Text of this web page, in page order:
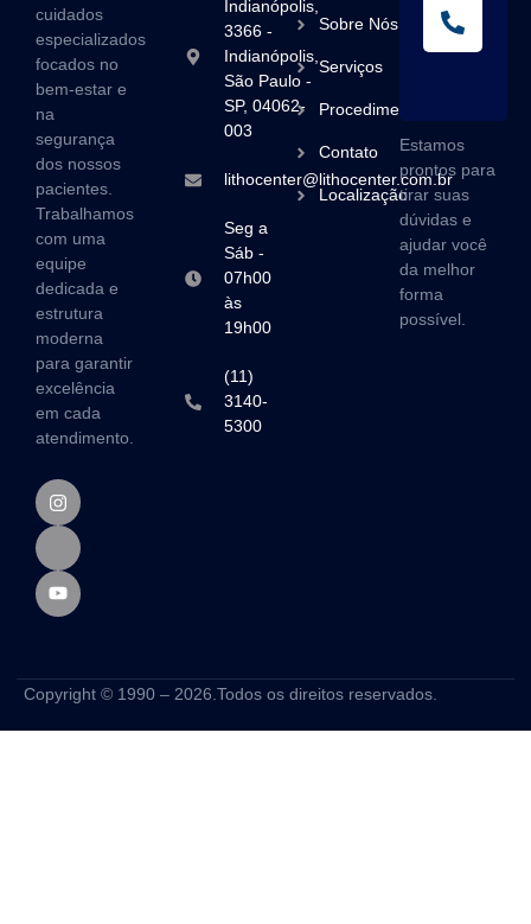
cuidados
especializados
focados no
bem-estar e
na
segurança
dos nossos
pacientes.
Trabalhamos
com uma
equipe
dedicada e
estrutura
moderna
para garantir
excelência
em cada
atendimento.
Indianópolis,
3366 -
Indianópolis,
São Paulo -
SP, 04062-
003
lithocenter@lithocenter.com.br
Seg a
Sáb -
07h00
às
19h00
(11)
3140-
5300
Sobre Nós
Serviços
Procedimentos
Contato
Localização
Estamos
prontos para
tirar suas
dúvidas e
ajudar você
da melhor
forma
possível.
Copyright © 1990 – 2026.Todos os direitos reservados.